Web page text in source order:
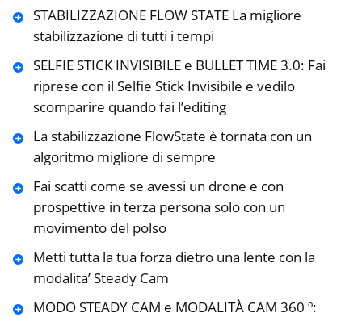
STABILIZZAZIONE FLOW STATE La migliore
stabilizzazione di tutti i tempi
SELFIE STICK INVISIBILE e BULLET TIME 3.0: Fai
riprese con il Selfie Stick Invisibile e vedilo
scomparire quando fai l’editing
La stabilizzazione FlowState è tornata con un
algoritmo migliore di sempre
Fai scatti come se avessi un drone e con
prospettive in terza persona solo con un
movimento del polso
Metti tutta la tua forza dietro una lente con la
modalita’ Steady Cam
MODO STEADY CAM e MODALITÀ CAM 360 º: